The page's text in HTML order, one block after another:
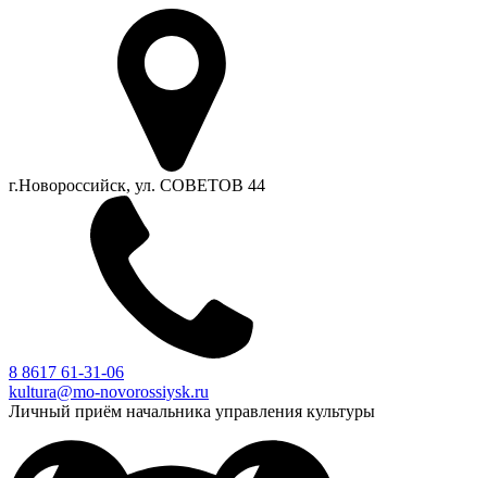
г.Новороссийск, ул. СОВЕТОВ 44
8 8617 61-31-06
kultura@mo-novorossiysk.ru
Личный приём начальника управления культуры